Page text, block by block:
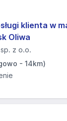
klienta w
Oliwa
z o.o.
- 14km)